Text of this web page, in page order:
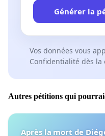
Générer la
Vos données vous
Confidentialité dès la
Autres pétitions qui
Après la mort de